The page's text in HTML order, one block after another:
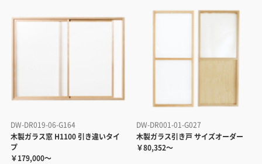
DW-DR019-06-G164
木製ガラス窓 H1100 引き違いタイ
プ
￥179,000～
DW-DR001-01-G027
木製ガラス引き戸 サイズオーダー
￥80,352～